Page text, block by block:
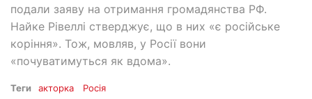
подали заяву на отримання громадянства РФ.
Найке Рівеллі стверджує, що в них «є російське
коріння». Тож, мовляв, у Росії вони
«почуватимуться як вдома».
Теги акторка Росія